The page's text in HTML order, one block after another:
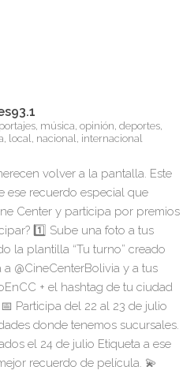
música, opinión, deportes,
local, nacional, internacional